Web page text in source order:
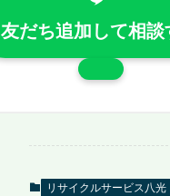
友だち追加して相談
リサイクルサービス八光